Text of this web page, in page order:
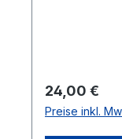
wurde sie
jedem
Regulärer
24,00 €
Preise inkl.